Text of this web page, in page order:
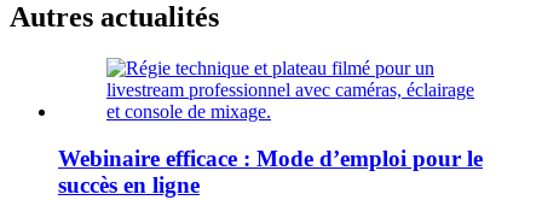
Autres actualités
Webinaire efficace : Mode d’emploi pour le
succès en ligne